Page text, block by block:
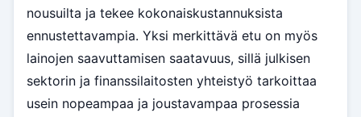
nousuilta ja tekee kokonaiskustannuksista
ennustettavampia. Yksi merkittävä etu on myös
lainojen saavuttamisen saatavuus, sillä julkisen
sektorin ja finanssilaitosten yhteistyö tarkoittaa
usein nopeampaa ja joustavampaa prosessia